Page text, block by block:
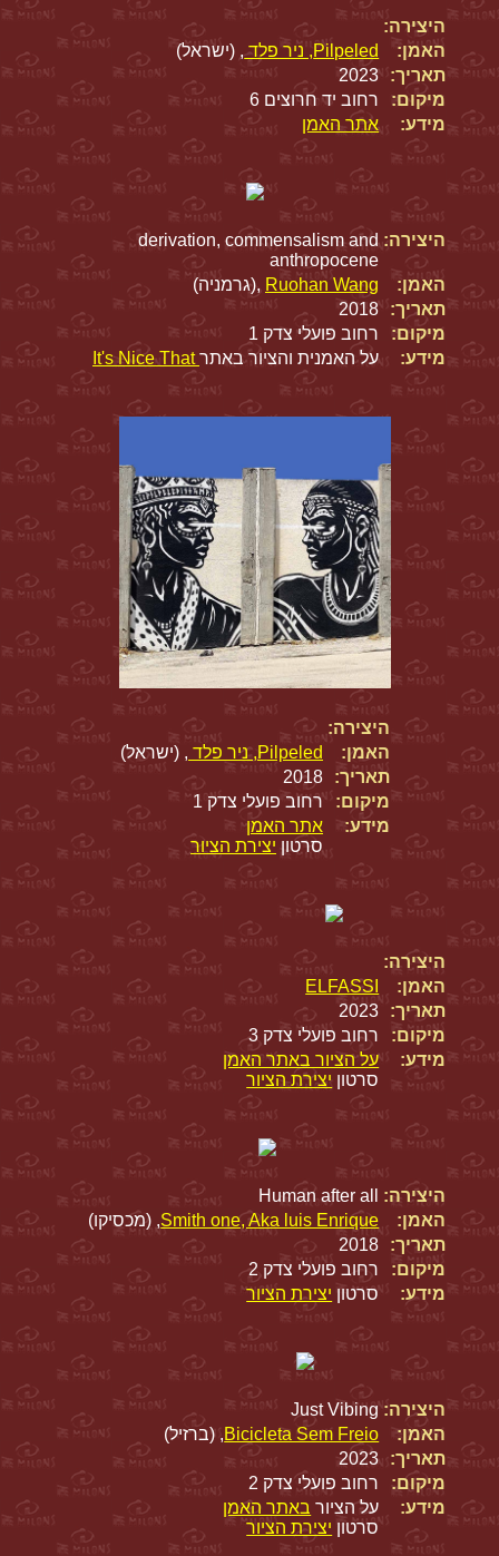
היצירה:
האמן:
Pilpeled, ניר פלד
, (ישראל)
תאריך:
2023
מיקום:
רחוב יד חרוצים 6
מידע:
אתר האמן
היצירה: derivation, commensalism and
anthropocene
האמן:
Ruohan Wang ,(גרמניה)
תאריך:
2018
מיקום:
רחוב פועלי צדק 1
מידע:
על האמנית והציור באתרIt's Nice That
היצירה:
האמן:
Pilpeled, ניר פלד
, (ישראל)
תאריך:
2018
מיקום:
רחוב פועלי צדק 1
מידע:
אתר האמן
סרטון יצירת הציור
היצירה:
האמן:
ELFASSI
תאריך:
2023
מיקום:
רחוב פועלי צדק 3
מידע:
על הציור באתר האמן
סרטון יצירת הציור
היצירה:
Human after all
האמן:
Smith one, Aka luis Enrique, (מכסיקו)
תאריך:
2018
מיקום:
רחוב פועלי צדק 2
מידע:
סרטון יצירת הציור
היצירה: Just Vibing
האמן:
Bicicleta Sem Freio, (ברזיל)
תאריך:
2023
מיקום:
רחוב פועלי צדק 2
מידע:
על הציור באתר האמן
סרטון יצירת הציור